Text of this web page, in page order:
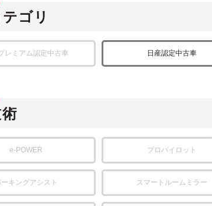
ゴリ
レミアム認定中古車 日産認定中古車
e-POWER プロパイロット
キングアシスト スマートルームミラー